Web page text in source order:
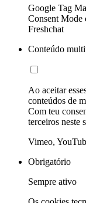
Google Tag
Consent Mode
Freshchat
Conteúdo
Ao aceitar
conteúdos de
Com teu
terceiros neste
Vimeo,
Obrigatório
Sempre ativo